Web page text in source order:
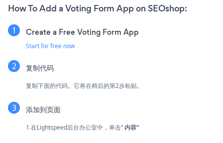
How To Add a Voting Form App on SEOshop:
Create a Free Voting Form App
Start for free now
复制代码
复制下面的代码。它将在稍后的第2步粘贴。
添加到页面
1.在Lightspeed后台办公室中，单击“ 内容”